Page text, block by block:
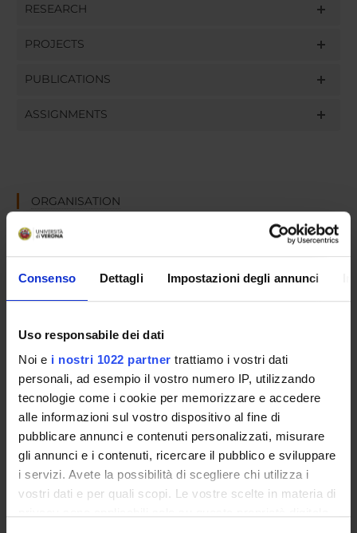
Consenso Dettagli Impostazioni degli annunci
Uso responsabile dei dati
Noi e i nostri 1022 partner trattiamo i vostri dati
personali, ad esempio il vostro numero IP, utilizzando
tecnologie come i cookie per memorizzare e accedere
alle informazioni sul vostro dispositivo al fine di
pubblicare annunci e contenuti personalizzati, misurare
gli annunci e i contenuti, ricercare il pubblico e sviluppare
i servizi. Avete la possibilità di scegliere chi utilizza i
vostri dati e per quali scopi. Le vostre scelte in materia di
RESEARCH
PROJECTS
PUBLICATIONS
ASSIGNMENTS
ORGANISATION
GOVERNANCE
COMMITTEES
DEPARTMENT ADMINISTRATION OFFICES
STUDENT ADMINISTRATION OFFICES
DEPARTMENT FACILITIES
RESEARCH LABORATORIES
RESEARCH CENTRES
SPIN OFF AND COMPANIES